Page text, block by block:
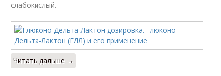
слабокислый.
Читать дальше →